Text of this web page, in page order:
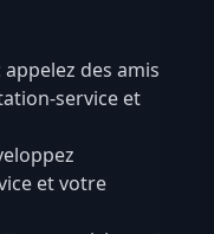
des amis
service et
et votre